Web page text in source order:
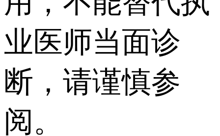
业医师当面诊
断，请谨慎参
阅。